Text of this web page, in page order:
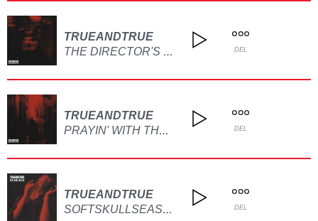
TRUEANDTRUE
THE DIRECTOR'S CUT (FEAT. FERAL NATURE) DEL
TRUEANDTRUE
PRAYIN' WITH THE BOYS DEL
TRUEANDTRUE
SOFTSKULLSEASON DEL